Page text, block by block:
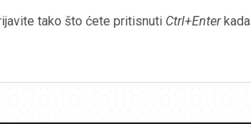
tako što ćete pritisnuti Ctrl+Enterkada